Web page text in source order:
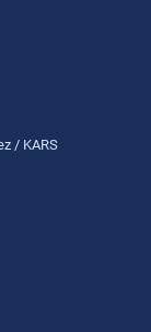
/ KARS